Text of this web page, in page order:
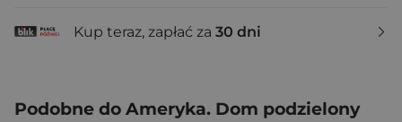
Kup teraz, zapłać za 30 dni
Podobne do Ameryka. Dom podzielony